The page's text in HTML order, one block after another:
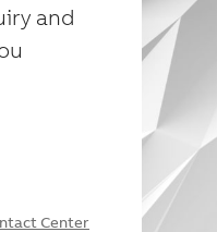
and
Center